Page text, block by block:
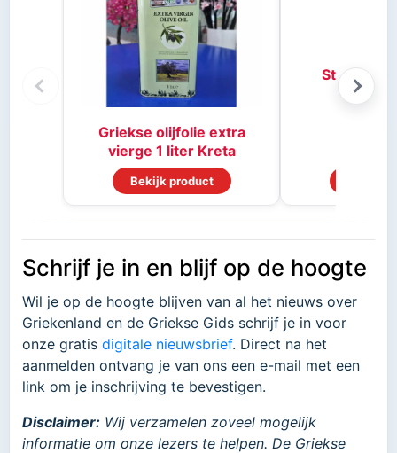
Griekse olijfolie extra
vierge 1 liter Kreta
Bekijk product
Stifado
Schrijf je in en blijf op de hoogte
Wil je op de hoogte blijven van al het nieuws over
Griekenland en de Griekse Gids schrijf je in voor
onze gratis digitale nieuwsbrief. Direct na het
aanmelden ontvang je van ons een e-mail met een
link om je inschrijving te bevestigen.
Disclaimer: Wij verzamelen zoveel mogelijk
informatie om onze lezers te helpen. De Griekse